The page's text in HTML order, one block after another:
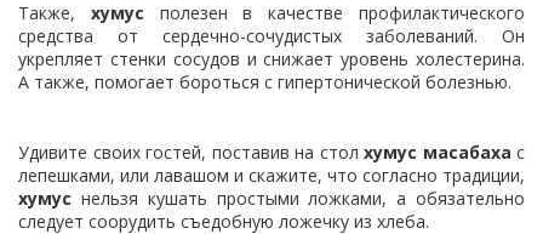
Также, хумус полезен в качестве профилактического
средства от сердечно-сочудистых заболеваний. Он
укрепляет стенки сосудов и снижает уровень холестерина.
А также, помогает бороться с гипертонической болезнью.
Удивите своих гостей, поставив на стол хумус масабаха с
лепешками, или лавашом и скажите, что согласно традиции,
хумус нельзя кушать простыми ложками, а обязательно
следует соорудить съедобную ложечку из хлеба.